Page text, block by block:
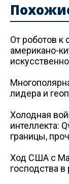
От роботов
американо-
лидера и
Холодная
интеллекта:
границы,
Ход США с
господства